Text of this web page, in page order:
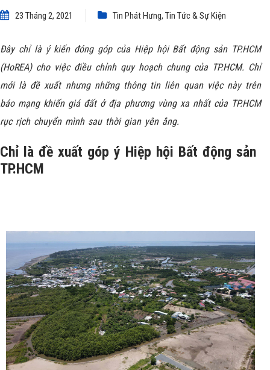
23 Tháng 2, 2021 Tin Phát Hưng, Tin Tức & Sự Kiện
Đây chỉ là ý kiến đóng góp của Hiệp hội Bất động sản TP.HCM
(HoREA) cho việc điều chỉnh quy hoạch chung của TP.HCM. Chỉ
mới là đề xuất nhưng những thông tin liên quan việc này trên
báo mạng khiến giá đất ở địa phương vùng xa nhất của TP.HCM
rục rịch chuyển mình sau thời gian yên ắng.
Chỉ là đề xuất góp ý Hiệp hội Bất động sản
TP.HCM